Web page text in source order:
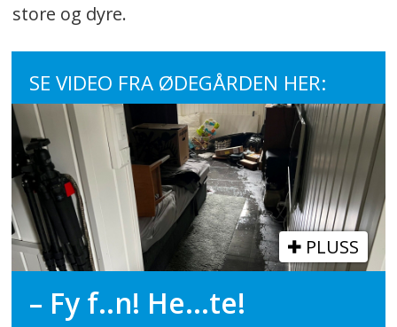
store og dyre.
SE VIDEO FRA ØDEGÅRDEN HER:
PLUSS
– Fy f..n! He...te!